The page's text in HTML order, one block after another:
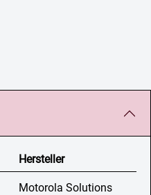
Hersteller
Motorola Solutions